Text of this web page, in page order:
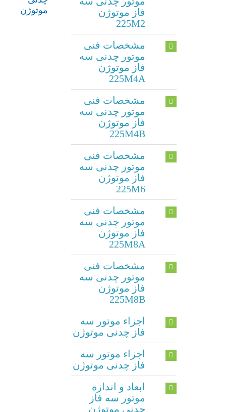
فاز موتوژن
225M2
مشخصات فنی
موتور چدنی سه
فاز موتوژن
225M4A
مشخصات فنی
موتور چدنی سه
فاز موتوژن
225M4B
مشخصات فنی
موتور چدنی سه
فاز موتوژن
225M6
مشخصات فنی
موتور چدنی سه
فاز موتوژن
225M8A
مشخصات فنی
موتور چدنی سه
فاز موتوژن
225M8B
اجزاء موتور سه
فاز چدنی موتوژن
اجزاء موتور سه
فاز چدنی موتوژن
ابعاد و اندازه
موتور سه فاز
چدنی موتوژن
موتوژن